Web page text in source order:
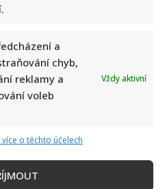
a
chyb,
reklamy a
voleb
Vždy aktivní
více o těchto účelech